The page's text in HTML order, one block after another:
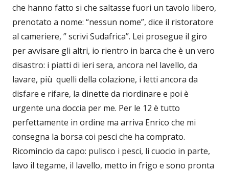
che hanno fatto si che saltasse fuori un tavolo libero,
prenotato a nome: “nessun nome”, dice il ristoratore
al cameriere, ” scrivi Sudafrica”. Lei prosegue il giro
per avvisare gli altri, io rientro in barca che è un vero
disastro: i piatti di ieri sera, ancora nel lavello, da
lavare, più quelli della colazione, i letti ancora da
disfare e rifare, la dinette da riordinare e poi è
urgente una doccia per me. Per le 12 è tutto
perfettamente in ordine ma arriva Enrico che mi
consegna la borsa coi pesci che ha comprato.
Ricomincio da capo: pulisco i pesci, li cuocio in parte,
lavo il tegame, il lavello, metto in frigo e sono pronta